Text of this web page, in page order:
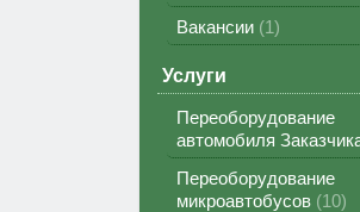
Вакансии 1
Услуги
Переоборудование
автомобиля
Переоборудование
микроавтобусов 10